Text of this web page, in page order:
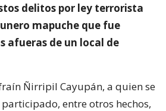
delitos por ley terrorista
mapuche que fue
afueras de un local de
Ñirripil Cayupán, a quien se
entre otros hechos,